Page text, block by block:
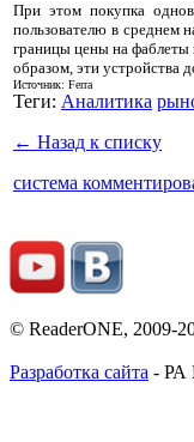
При этом покупка
пользователю в среднем
границы цены на фаблеты
образом, эти устройства
Источник: Ferra
Теги: Аналитика
← Назад к списку
система
© ReaderONE, 2009-
Разработка сайта - РА